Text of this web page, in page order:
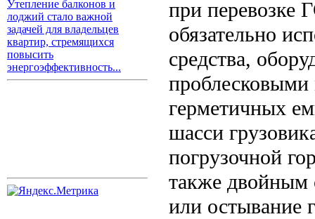
Утепление балконов и
лоджий стало важной
задачей для владельцев
квартир, стремящихся
повысить
энергоэффективность...
при перевозке
обязательно
средства,
проблесковыми
герметичных
шасси
погрузочной
также двойным
или остывание